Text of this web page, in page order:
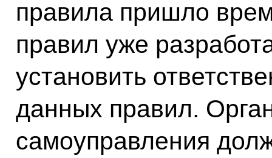
правила пришло
правил уже
установить
данных правил.
самоуправления